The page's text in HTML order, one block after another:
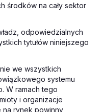
środków na cały sektor
odpowiedzialnych
tytułów niniejszego
we wszystkich
systemu
W ramach tego
i organizacje
na rynek powinny